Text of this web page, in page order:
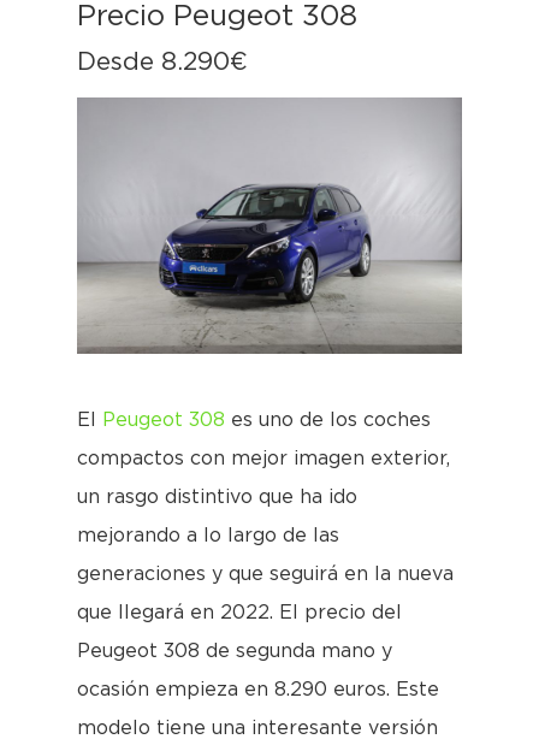
Precio Peugeot 308
Desde 8.290€
El Peugeot 308 es uno de los coches
compactos con mejor imagen exterior,
un rasgo distintivo que ha ido
mejorando a lo largo de las
generaciones y que seguirá en la nueva
que llegará en 2022. El precio del
Peugeot 308 de segunda mano y
ocasión empieza en 8.290 euros. Este
modelo tiene una interesante versión